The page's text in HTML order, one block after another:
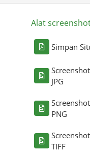
Alat
Simpan
JPG
PNG
TIFF